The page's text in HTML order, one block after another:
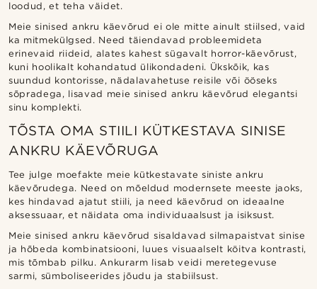
loodud, et teha väidet.
Meie sinised ankru käevõrud ei ole mitte ainult stiilsed, vaid
ka mitmekülgsed. Need täiendavad probleemideta
erinevaid riideid, alates kahest sügavalt horror-käevõrust,
kuni hoolikalt kohandatud ülikondadeni. Ükskõik, kas
suundud kontorisse, nädalavahetuse reisile või ööseks
sõpradega, lisavad meie sinised ankru käevõrud elegantsi
sinu komplekti.
TÕSTA OMA STIILI KÜTKESTAVA SINISE
ANKRU KÄEVÕRUGA
Tee julge moefakte meie kütkestavate siniste ankru
käevõrudega. Need on mõeldud modernsete meeste jaoks,
kes hindavad ajatut stiili, ja need käevõrud on ideaalne
aksessuaar, et näidata oma individuaalsust ja isiksust.
Meie sinised ankru käevõrud sisaldavad silmapaistvat sinise
ja hõbeda kombinatsiooni, luues visuaalselt köitva kontrasti,
mis tõmbab pilku. Ankurarm lisab veidi meretegevuse
sarmi, sümboliseerides jõudu ja stabiilsust.